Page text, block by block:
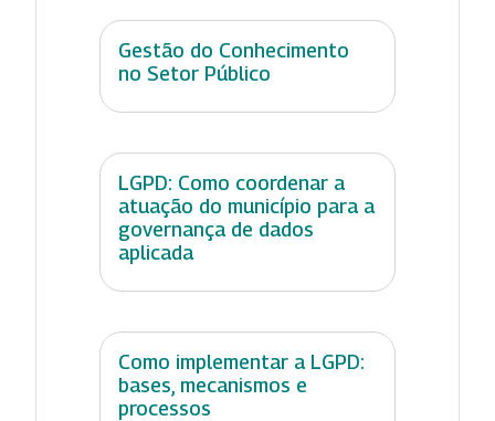
Gestão do Conhecimento
no Setor Público
LGPD: Como coordenar a
atuação do município para a
governança de dados
aplicada
Como implementar a LGPD:
bases, mecanismos e
processos